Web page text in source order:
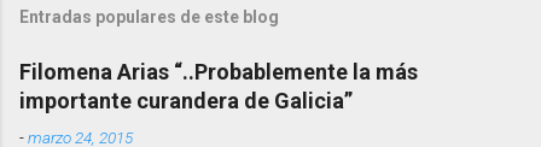
Entradas populares de este blog
Filomena Arias “..Probablemente la más
importante curandera de Galicia”
-marzo 24, 2015